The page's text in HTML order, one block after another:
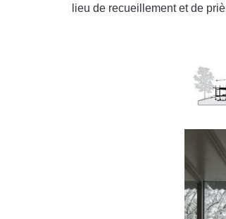
lieu de recueillement et de